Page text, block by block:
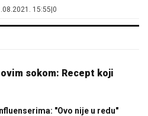
15:55 0
sokom: Recept koji
"Ovo nije u redu"